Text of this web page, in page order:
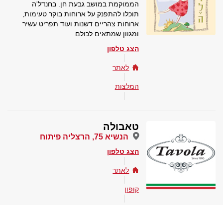
הממוקמת במושב גבעת חן. בחנדל'ה
תוכלו להתפנק על ארוחות בוקר טעימות,
ארוחות צהריים דשנות ועוד תפריט עשיר
ומגוון שמתאים לכולם.
הצג טלפון
לאתר
המלצות
טאבולה
הנשיא 75, הרצליה פיתוח
הצג טלפון
לאתר
קופון